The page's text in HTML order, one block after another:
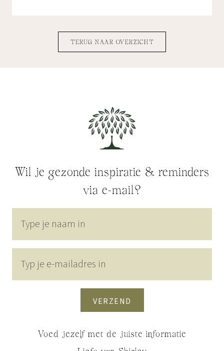
TERUG NAAR OVERZICHT
Wil je gezonde inspiratie & reminders
via e-mail?
VERZEND
Voed jezelf met de juiste informatie